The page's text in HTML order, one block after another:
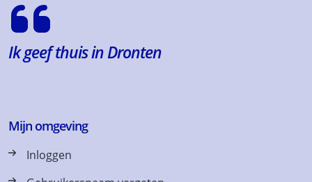
Ik geef thuis in Dronten
Mijn omgeving
Inloggen